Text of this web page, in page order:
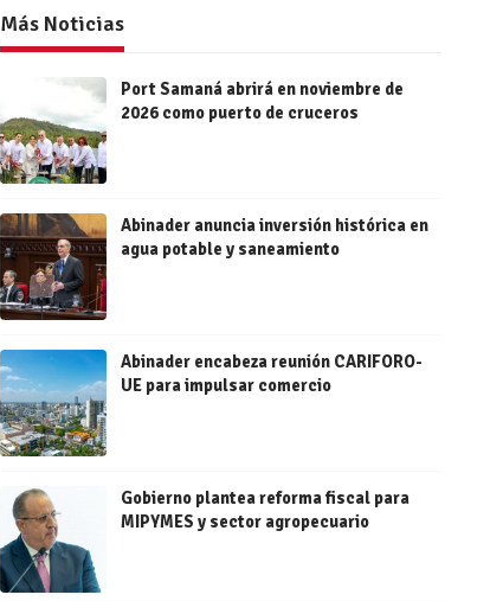
Más Noticias
Port Samaná abrirá en noviembre de
2026 como puerto de cruceros
Abinader anuncia inversión histórica en
agua potable y saneamiento
Abinader encabeza reunión CARIFORO-
UE para impulsar comercio
Gobierno plantea reforma fiscal para
MIPYMES y sector agropecuario